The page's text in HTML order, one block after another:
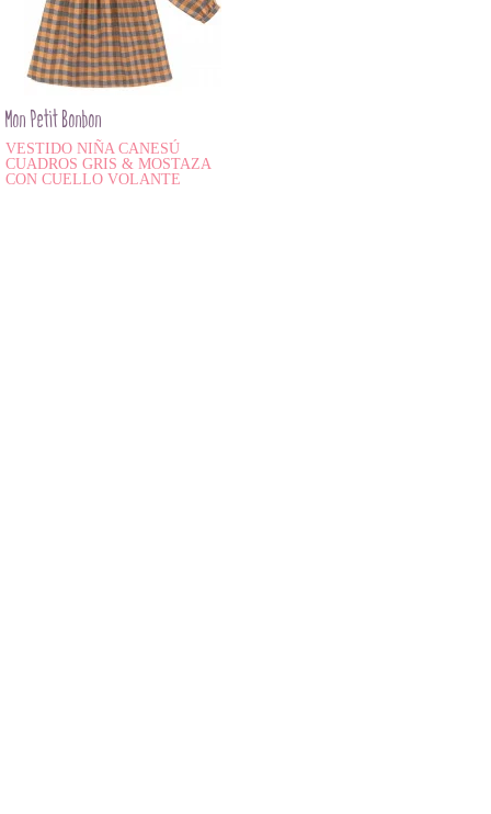
Mon Petit Bonbon
VESTIDO NIÑA CANESÚ
CUADROS GRIS & MOSTAZA
CON CUELLO VOLANTE